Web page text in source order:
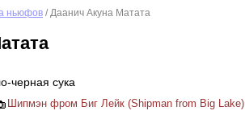
ньюфов / Даанич Акуна Матата
черная сука
Шипмэн фром Биг Лейк (Shipman from Big Lake)